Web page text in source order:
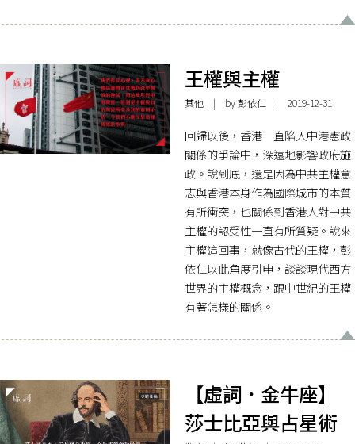
王權與主權
其他| by彭依仁| 2019-12-31
回歸以後，香港一直陷入中港憲政
關係的爭論中，深遠地影響政府施
政。說到底，還是因為中共主權意
志與香港本身作為國際城市的本質
有所衝突，也關係到香港人對中共
主權的認受性一直有所質疑。說來
主權這回事，就像古代的王權，彭
依仁以此角度引申，談談現代西方
世界的主權概念，跟中世紀的王權
有著怎樣的關係。
【虛詞．金牛座】
莎士比亞與占星術